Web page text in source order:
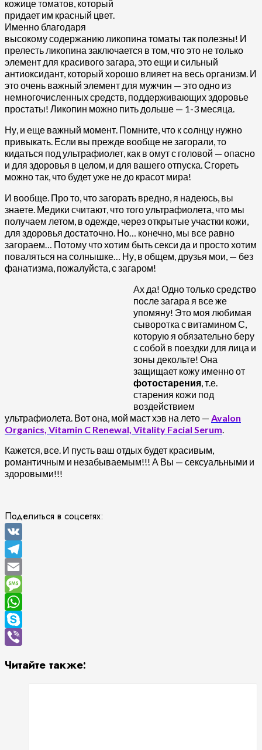
кожице томатов, который
придает им красный цвет.
Именно благодаря
высокому содержанию ликопина томаты так полезны! И
прелесть ликопина заключается в том, что это не только
элемент для красивого загара, это ещи и сильный
антиоксидант, который хорошо влияет на весь организм. И
это очень важный элемент для мужчин — это одно из
немногочисленных средств, поддерживающих здоровье
простаты! Ликопин можно пить дольше — 1-3 месяца.
Ну, и еще важный момент. Помните, что к солнцу нужно
привыкать. Если вы прежде вообще не загорали, то
кидаться под ультрафиолет, как в омут с головой — опасно
и для здоровья в целом, и для вашего отпуска. Сгореть
можно так, что будет уже не до красот мира!
И вообще. Про то, что загорать вредно, я надеюсь, вы
знаете. Медики считают, что того ультрафиолета, что мы
получаем летом, в одежде, через открытые участки кожи,
для здоровья достаточно. Но… конечно, мы все равно
загораем… Потому что хотим быть секси да и просто хотим
поваляться на солнышке… Ну, в общем, друзья мои, — без
фанатизма, пожалуйста, с загаром!
Ах да! Одно только средство
после загара я все же
упомяну! Это моя любимая
сыворотка с витамином С,
которую я обязательно беру
с собой в поездки для лица и
зоны декольте! Она
защищает кожу именно от
фотостарения, т.е.
старения кожи под
воздействием
ультрафиолета. Вот она, мой маст хэв на лето — Avalon
Organics, Vitamin C Renewal, Vitality Facial Serum.
Кажется, все. И пусть ваш отдых будет красивым,
романтичным и незабываемым!!! А Вы — сексуальными и
здоровыми!!!
Поделиться в соцсетях:
VK
Telegram
Email
Message
WhatsApp
Skype
Читайте также: